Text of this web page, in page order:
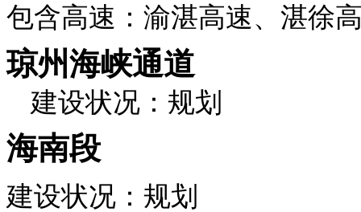
包含高速：渝湛高速、湛徐
琼州海峡通道
建设状况：规划
海南段
建设状况：规划